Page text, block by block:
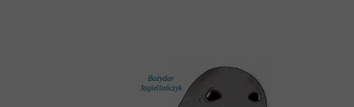
Bożydar
Jagiellończyk